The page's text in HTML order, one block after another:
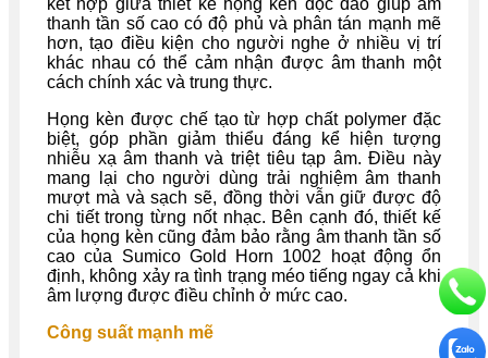
thanh tần số cao có độ phủ và phân tán mạnh mẽ
hơn, tạo điều kiện cho người nghe ở nhiều vị trí
khác nhau có thể cảm nhận được âm thanh một
cách chính xác và trung thực.
Họng kèn được chế tạo từ hợp chất polymer đặc
biệt, góp phần giảm thiểu đáng kể hiện tượng
nhiễu xạ âm thanh và triệt tiêu tạp âm. Điều này
mang lại cho người dùng trải nghiệm âm thanh
mượt mà và sạch sẽ, đồng thời vẫn giữ được độ
chi tiết trong từng nốt nhạc. Bên cạnh đó, thiết kế
của họng kèn cũng đảm bảo rằng âm thanh tần số
cao của Sumico Gold Horn 1002 hoạt động ổn
định, không xảy ra tình trạng méo tiếng ngay cả khi
âm lượng được điều chỉnh ở mức cao.
Công suất mạnh mẽ